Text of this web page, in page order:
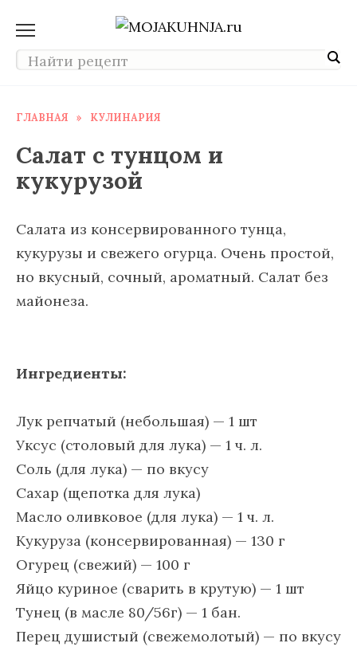
содержанию
ГЛАВНАЯ » КУЛИНАРИЯ
Салат с тунцом и
кукурузой
Cалата из консервированного тунца,
кукурузы и свежего огурца. Очень простой,
но вкусный, сочный, ароматный. Салат без
майонеза.
Ингредиенты:
Лук репчатый (небольшая) — 1 шт
Уксус (столовый для лука) — 1 ч. л.
Соль (для лука) — по вкусу
Сахар (щепотка для лука)
Масло оливковое (для лука) — 1 ч. л.
Кукуруза (консервированная) — 130 г
Огурец (свежий) — 100 г
Яйцо куриное (сварить в крутую) — 1 шт
Тунец (в масле 80/56г) — 1 бан.
Перец душистый (свежемолотый) — по вкусу